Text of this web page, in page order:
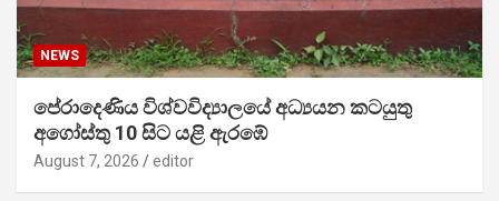
NEWS
පේරාදෙණිය විශ්වවිද්‍යාලයේ අධ්‍යයන කටයුතු
අගෝස්තු 10 සිට යළි ඇරඹේ
August 7, 2026 editor